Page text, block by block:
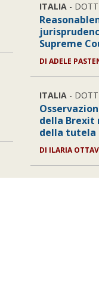
ITALIA -
Supreme
DIADELE
ITALIA -
della Brexit
della
DI ILARIA